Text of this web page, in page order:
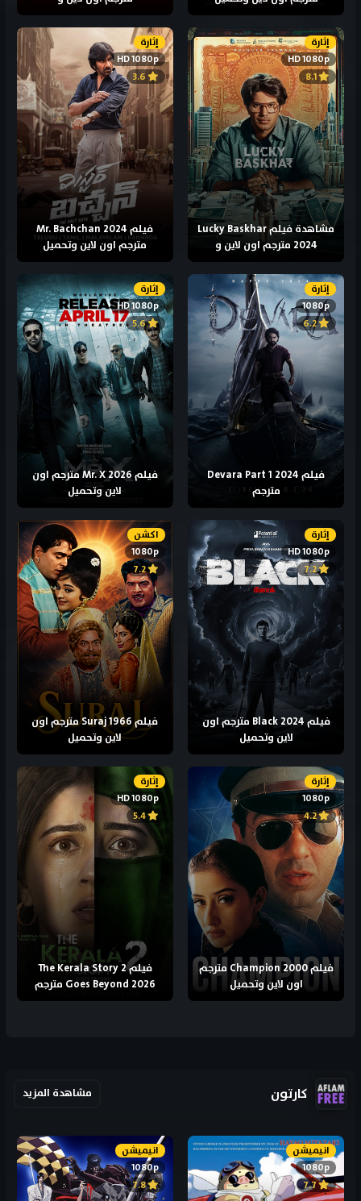
إثارة
HD 1080p
8.1
مشاهدة فيلم Lucky Baskhar
2024 مترجم اون لاين و
إثارة
HD 1080p
فيلم Mr. Bachchan 2024
مترجم اون لاين وتحميل
إثارة
1080p
6.2
فيلم Devara Part 1 2024
مترجم
إثارة
HD 1080p
5.6
فيلم Mr. X 2026 مترجم اون
لاين وتحميل
إثارة
HD 1080p
7.2
فيلم Black 2024 مترجم اون
لاين وتحميل
اكشن
1080p
7.2
فيلم Suraj 1966 مترجم اون
لاين وتحميل
إثارة
1080p
4.2
فيلم Champion 2000 مترجم
اون لاين وتحميل
إثارة
HD 1080p
5.4
فيلم The Kerala Story 2
Goes Beyond 2026 مترجم
كارتون مشاهدة المزيد
انيميشن
1080p
7.7
انيميشن
1080p
7.8